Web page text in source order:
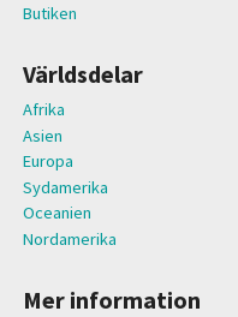
Butiken
Världsdelar
Afrika
Asien
Europa
Sydamerika
Oceanien
Nordamerika
Mer information